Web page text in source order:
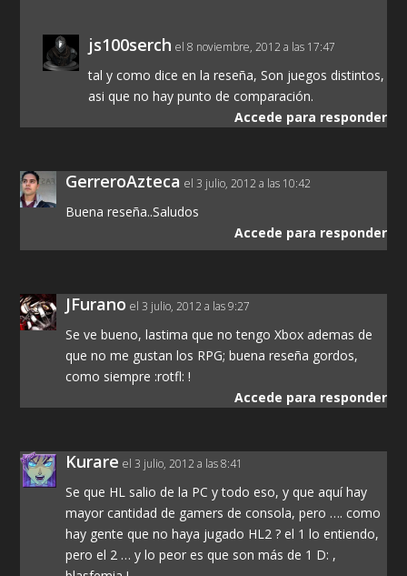
js100serch el 8 noviembre, 2012 a las 17:47
tal y como dice en la reseña, Son juegos distintos,
asi que no hay punto de comparación.
Accede para responder
GerreroAzteca el 3 julio, 2012 a las 10:42
Buena reseña..Saludos
Accede para responder
JFurano el 3 julio, 2012 a las 9:27
Se ve bueno, lastima que no tengo Xbox ademas de
que no me gustan los RPG; buena reseña gordos,
como siempre :rotfl: !
Accede para responder
Kurare el 3 julio, 2012 a las 8:41
Se que HL salio de la PC y todo eso, y que aquí hay
mayor cantidad de gamers de consola, pero …. como
hay gente que no haya jugado HL2 ? el 1 lo entiendo,
pero el 2 … y lo peor es que son más de 1 D: ,